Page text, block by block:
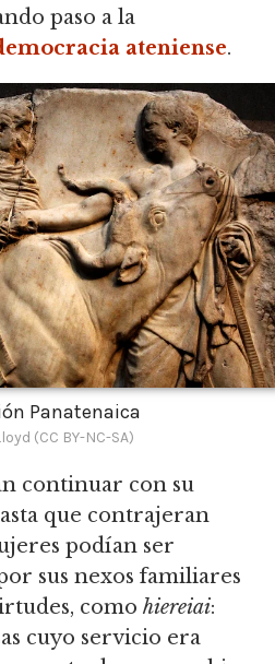
paso a la
ateniense.
Panatenaica
(CC BY-NC-SA)
continuar con su
que contrajeran
podían ser
sus nexos familiares
como hiereiai:
cuyo servicio era